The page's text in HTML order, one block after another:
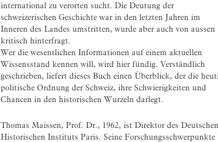
international zu verorten sucht. Die Deutung der
schweizerischen Geschichte war in den letzten Jahren im
Inneren des Landes umstritten, wurde aber auch von aussen
kritisch hinterfragt.
Wer die wesentlichen Informationen auf einem aktuellen
Wissensstand kennen will, wird hier fündig. Verständlich
geschrieben, liefert dieses Buch einen Überblick, der die
politische Ordnung der Schweiz, ihre Schwierigkeiten und
Chancen in den historischen Wurzeln darlegt.
Thomas Maissen, Prof. Dr., 1962, ist Direktor des Deutschen
Historischen Instituts Paris. Seine Forschungsschwerpunkte